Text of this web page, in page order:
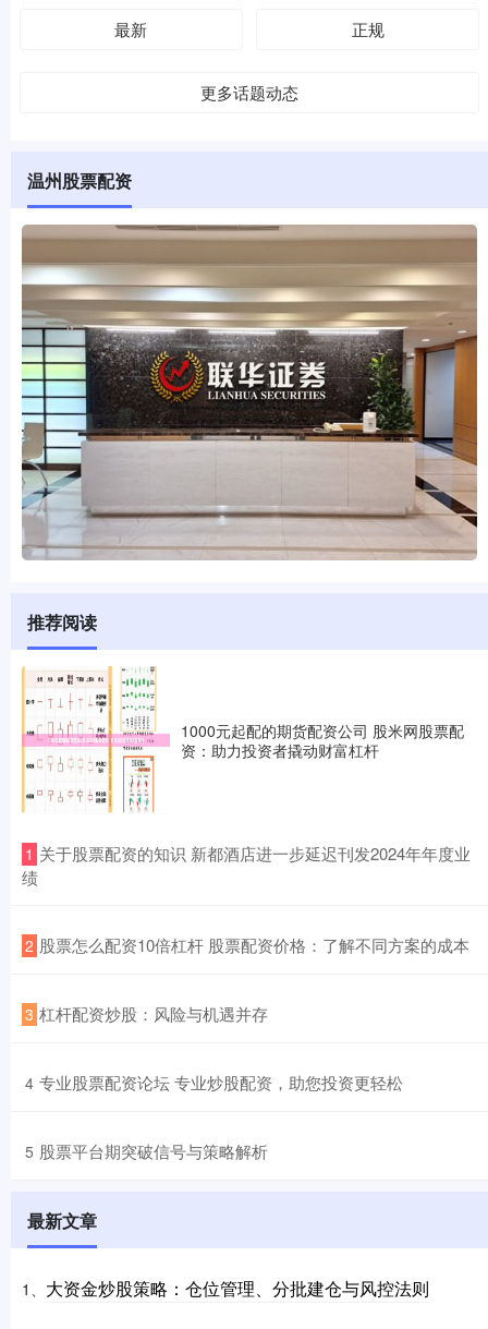
最新 正规
更多话题动态
温州股票配资
推荐阅读
1000元起配的期货配资公司 股米网股票配
资：助力投资者撬动财富杠杆
1 ​关于股票配资的知识 新都酒店进一步延迟刊发2024年年度业
绩
2 ​股票怎么配资10倍杠杆 股票配资价格：了解不同方案的成本
3 ​杠杆配资炒股：风险与机遇并存
4 ​专业股票配资论坛 专业炒股配资，助您投资更轻松
5 ​股票平台期突破信号与策略解析
最新文章
1、 大资金炒股策略：仓位管理、分批建仓与风控法则